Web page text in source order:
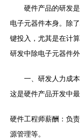
硬件产品的研发
电子元器件本身。除
键投入，尤其是在计
研发中除电子元器件
一、研发人力成本
这是硬件产品开发中
硬件工程师薪酬：负
源管理等。